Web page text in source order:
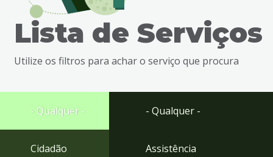
busca
Ir
rodapé
Lista de Serviços
Utilize os filtros para achar o serviço que procura
- Qualquer -
Cidadão
- Qualquer -
Assistência